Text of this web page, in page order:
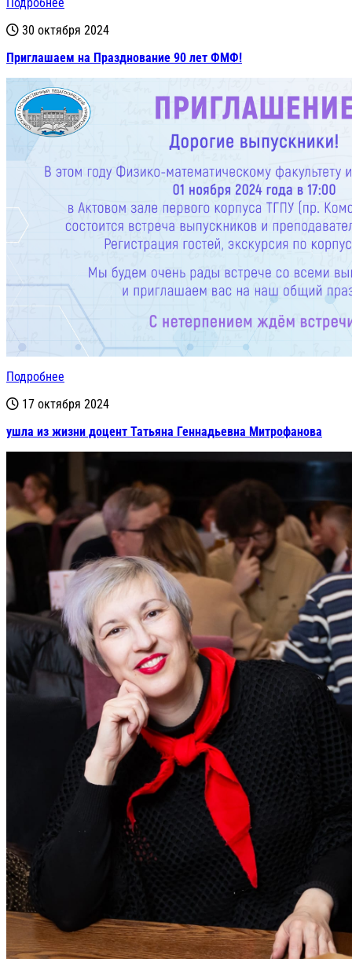
30 октября 2024
Приглашаем на Празднование 90 лет ФМФ!
Подробнее
17 октября 2024
ушла из жизни доцент Татьяна Геннадьевна Митрофанова